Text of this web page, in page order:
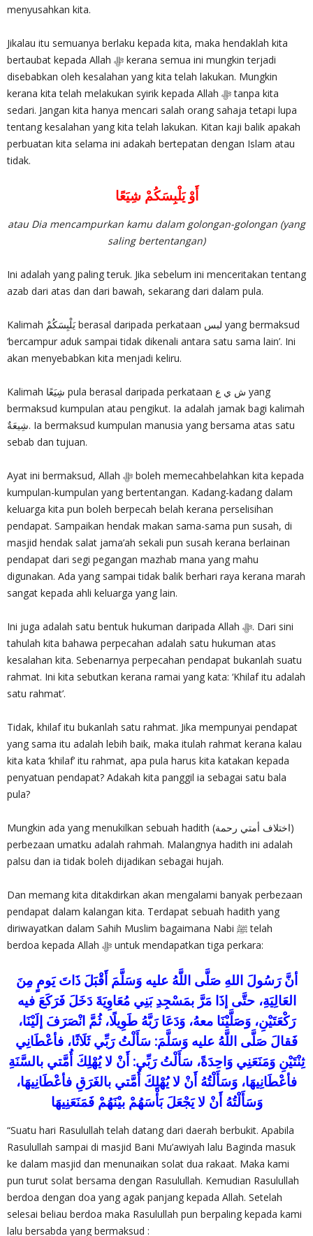
menyusahkan kita.
Jikalau itu semuanya berlaku kepada kita, maka hendaklah kita
bertaubat kepada Allah ‎ﷻ kerana semua ini mungkin terjadi
disebabkan oleh kesalahan yang kita telah lakukan. Mungkin
kerana kita telah melakukan syirik kepada Allah ‎ﷻ tanpa kita
sedari. Jangan kita hanya mencari salah orang sahaja tetapi lupa
tentang kesalahan yang kita telah lakukan. Kitan kaji balik apakah
perbuatan kita selama ini adakah bertepatan dengan Islam atau
tidak.
أَوْ يَلْبِسَكُمْ شِيَعًا
atau Dia mencampurkan kamu dalam golongan-golongan (yang
saling bertentangan)
Ini adalah yang paling teruk. Jika sebelum ini menceritakan tentang
azab dari atas dan dari bawah, sekarang dari dalam pula.
Kalimah يَلْبِسَكُمْ berasal daripada perkataan لبس yang bermaksud
‘bercampur aduk sampai tidak dikenali antara satu sama lain’. Ini
akan menyebabkan kita menjadi keliru.
Kalimah شِيَعًا pula berasal daripada perkataan ش ي ع yang
bermaksud kumpulan atau pengikut. Ia adalah jamak bagi kalimah
شِيعَةٌ. Ia bermaksud kumpulan manusia yang bersama atas satu
sebab dan tujuan.
Ayat ini bermaksud, Allah ‎ﷻ boleh memecahbelahkan kita kepada
kumpulan-kumpulan yang bertentangan. Kadang-kadang dalam
keluarga kita pun boleh berpecah belah kerana perselisihan
pendapat. Sampaikan hendak makan sama-sama pun susah, di
masjid hendak salat jama’ah sekali pun susah kerana berlainan
pendapat dari segi pegangan mazhab mana yang mahu
digunakan. Ada yang sampai tidak balik berhari raya kerana marah
sangat kepada ahli keluarga yang lain.
Ini juga adalah satu bentuk hukuman daripada Allah ‎ﷻ. Dari sini
tahulah kita bahawa perpecahan adalah satu hukuman atas
kesalahan kita. Sebenarnya perpecahan pendapat bukanlah suatu
rahmat. Ini kita sebutkan kerana ramai yang kata: ‘Khilaf itu adalah
satu rahmat’.
Tidak, khilaf itu bukanlah satu rahmat. Jika mempunyai pendapat
yang sama itu adalah lebih baik, maka itulah rahmat kerana kalau
kita kata ‘khilaf’ itu rahmat, apa pula harus kita katakan kepada
penyatuan pendapat? Adakah kita panggil ia sebagai satu bala
pula?
Mungkin ada yang menukilkan sebuah hadith (اختلاف أمتي رحمة)
perbezaan umatku adalah rahmah. Malangnya hadith ini adalah
palsu dan ia tidak boleh dijadikan sebagai hujah.
Dan memang kita ditakdirkan akan mengalami banyak perbezaan
pendapat dalam kalangan kita. Terdapat sebuah hadith yang
diriwayatkan dalam Sahih Muslim bagaimana Nabi ﷺ telah
berdoa kepada Allah ‎ﷻ untuk mendapatkan tiga perkara:
أنَّ رَسُولَ اللهِ صَلَّى اللَّهُ عليه وَسَلَّمَ أَقْبَلَ ذَاتَ يَومٍ مِنَ
العَالِيَةِ، حتَّى إذَا مَرَّ بمَسْجِدِ بَنِي مُعَاوِيَةَ دَخَلَ فَرَكَعَ فيه
رَكْعَتَيْنِ، وَصَلَّيْنَا معهُ، وَدَعَا رَبَّهُ طَوِيلًا، ثُمَّ انْصَرَفَ إلَيْنَا،
فَقالَ صَلَّى اللَّهُ عليه وَسَلَّمَ: سَأَلْتُ رَبِّي ثَلَاثًا، فأعْطَانِي
ثِنْتَيْنِ وَمَنَعَنِي وَاحِدَةً، سَأَلْتُ رَبِّي: أَنْ لا يُهْلِكَ أُمَّتي بالسَّنَةِ
فأعْطَانِيهَا، وَسَأَلْتُهُ أَنْ لا يُهْلِكَ أُمَّتي بالغَرَقِ فأعْطَانِيهَا،
وَسَأَلْتُهُ أَنْ لا يَجْعَلَ بَأْسَهُمْ بيْنَهُمْ فَمَنَعَنِيهَا
“Suatu hari Rasulullah telah datang dari daerah berbukit. Apabila
Rasulullah sampai di masjid Bani Mu’awiyah lalu Baginda masuk
ke dalam masjid dan menunaikan solat dua rakaat. Maka kami
pun turut solat bersama dengan Rasulullah. Kemudian Rasulullah
berdoa dengan doa yang agak panjang kepada Allah. Setelah
selesai beliau berdoa maka Rasulullah pun berpaling kepada kami
lalu bersabda yang bermaksud :